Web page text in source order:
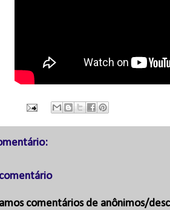
comentários de anônimos/